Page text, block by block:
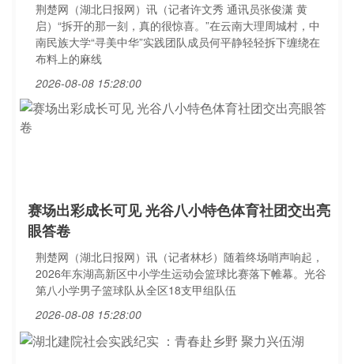
荆楚网（湖北日报网）讯（记者许文秀 通讯员张俊潇 黄
启）“拆开的那一刻，真的很惊喜。”在云南大理周城村，中
南民族大学“寻美中华”实践团队成员何平静轻轻拆下缠绕在
布料上的麻线
2026-08-08 15:28:00
赛场出彩成长可见 光谷八小特色体育社团交出亮
眼答卷
荆楚网（湖北日报网）讯（记者林杉）随着终场哨声响起，
2026年东湖高新区中小学生运动会篮球比赛落下帷幕。光谷
第八小学男子篮球队从全区18支甲组队伍
2026-08-08 15:28:00